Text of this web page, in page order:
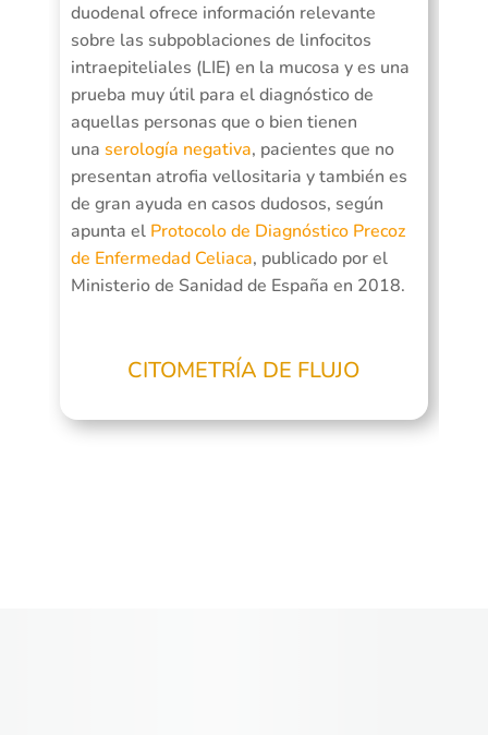
duodenal ofrece información relevante
sobre las subpoblaciones de linfocitos
intraepiteliales (LIE) en la mucosa y es una
prueba muy útil para el diagnóstico de
aquellas personas que o bien tienen
una serología negativa, pacientes que no
presentan atrofia vellositaria y también es
de gran ayuda en casos dudosos, según
apunta el Protocolo de Diagnóstico Precoz
de Enfermedad Celiaca, publicado por el
Ministerio de Sanidad de España en 2018.
CITOMETRÍA DE FLUJO